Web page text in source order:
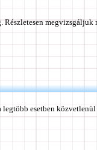
megvizsgáljuk
legtöbb esetben